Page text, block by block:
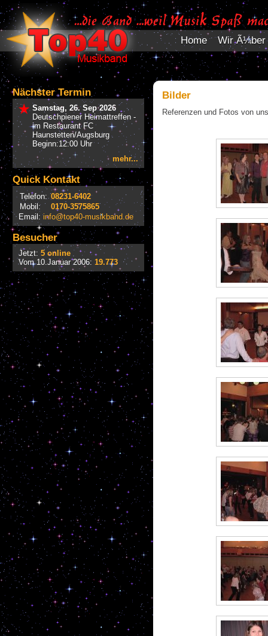
Home Wir Ã¼ber
Nächster Termin
Samstag, 26. Sep 2026
Deutschpiener Heimattreffen -
im Restaurant FC
Haunstetten/Augsburg
Beginn:12:00 Uhr
mehr...
Quick Kontakt
Telefon: 08231-6402
Mobil:
0170-3575865
Email:info@top40-musikband.de
Besucher
Jetzt: 5 online
Vom 10.Januar 2006: 19.773
Bilder
Referenzen und Fotos von